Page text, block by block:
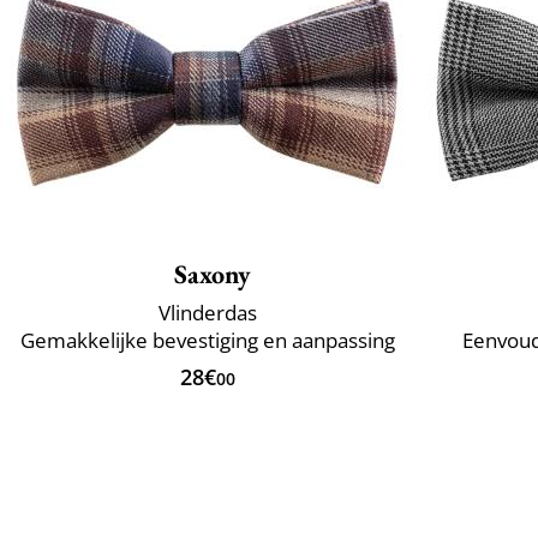
Saxony
Vlinderdas
Gemakkelijke bevestiging en aanpassing
28€00